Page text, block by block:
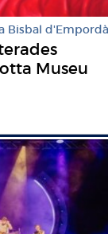
Bisbal d'Empordà
Museu